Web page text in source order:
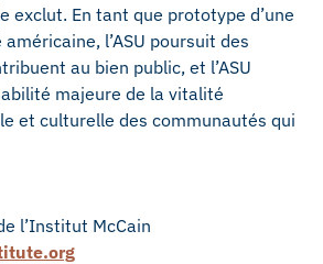
exclut. En tant que prototype d’une
l’ASU poursuit des
au bien public, et l’ASU
majeure de la vitalité
et culturelle des communautés qui
l’Institut McCain